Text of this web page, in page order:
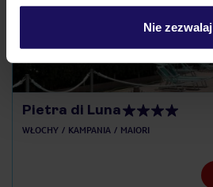
Nie zezwalaj
Pietra di Luna
WŁOCHY KAMPANIA MAIORI